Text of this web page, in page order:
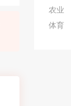
农业
体育